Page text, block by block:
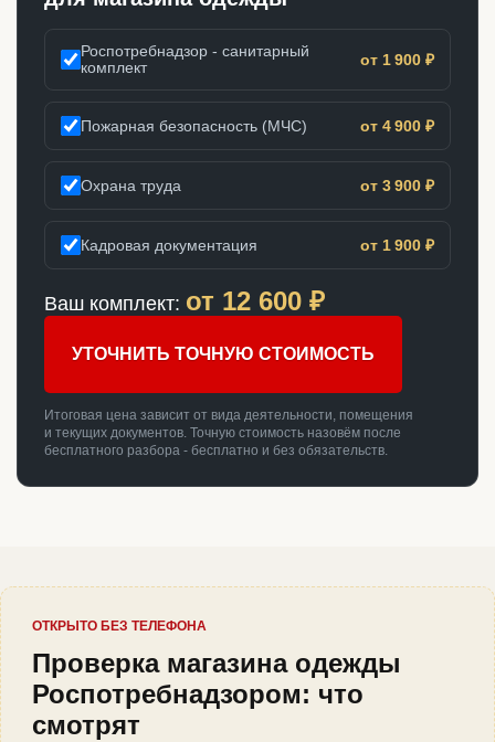
Роспотребнадзор - санитарный
комплект
от 1 900 ₽
Пожарная безопасность (МЧС) от 4 900 ₽
Охрана труда от 3 900 ₽
Кадровая документация от 1 900 ₽
Ваш комплект: от 12 600 ₽
УТОЧНИТЬ ТОЧНУЮ СТОИМОСТЬ
Итоговая цена зависит от вида деятельности, помещения
и текущих документов. Точную стоимость назовём после
бесплатного разбора - бесплатно и без обязательств.
ОТКРЫТО БЕЗ ТЕЛЕФОНА
Проверка магазина одежды
Роспотребнадзором: что
смотрят